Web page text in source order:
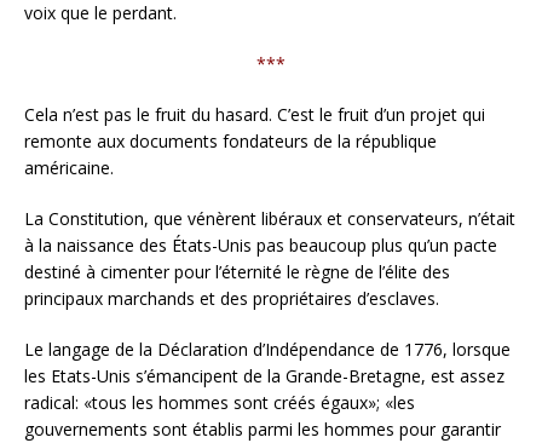
voix que le perdant.
***
Cela n’est pas le fruit du hasard. C’est le fruit d’un projet qui
remonte aux documents fondateurs de la république
américaine.
La Constitution, que vénèrent libéraux et conservateurs, n’était
à la naissance des États-Unis pas beaucoup plus qu’un pacte
destiné à cimenter pour l’éternité le règne de l’élite des
principaux marchands et des propriétaires d’esclaves.
Le langage de la Déclaration d’Indépendance de 1776, lorsque
les Etats-Unis s’émancipent de la Grande-Bretagne, est assez
radical: «tous les hommes sont créés égaux»; «les
gouvernements sont établis parmi les hommes pour garantir